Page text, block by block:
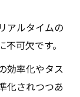
アルタイムの
可欠です。
効率化やタス
化されつつあ